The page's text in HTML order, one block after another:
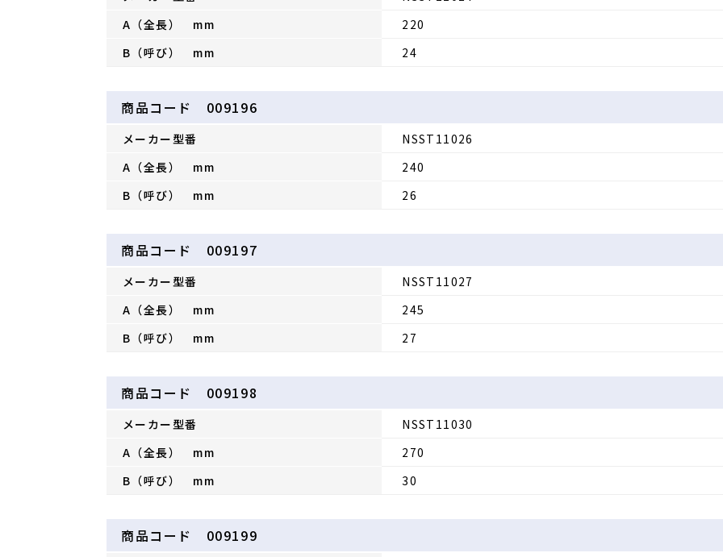
A（全長） mm
220
B（呼び） mm
24
商品コード 009196
メーカー型番
NSST11026
A（全長） mm
240
B（呼び） mm
26
商品コード 009197
メーカー型番
NSST11027
A（全長） mm
245
B（呼び） mm
27
商品コード 009198
メーカー型番
NSST11030
A（全長） mm
270
B（呼び） mm
30
商品コード 009199